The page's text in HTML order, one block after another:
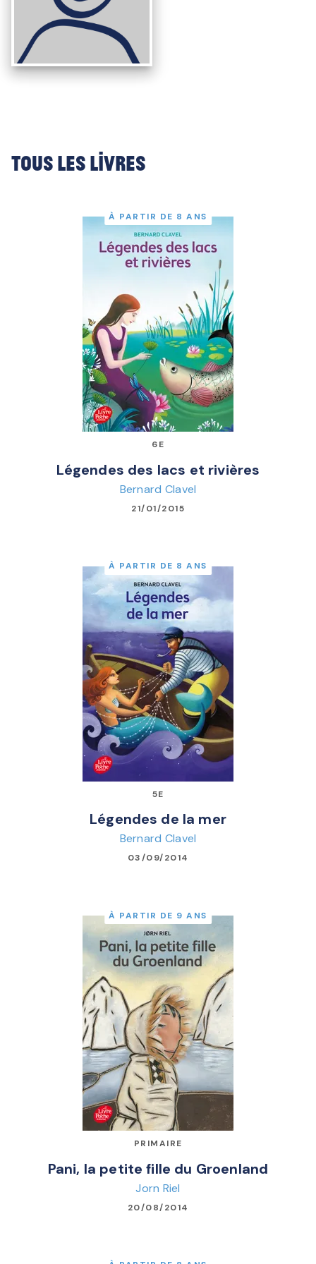
Tous les livres
À PARTIR DE 8 ANS
6E
Légendes des lacs et rivières
Bernard Clavel
21/01/2015
À PARTIR DE 8 ANS
5E
Légendes de la mer
Bernard Clavel
03/09/2014
À PARTIR DE 9 ANS
PRIMAIRE
Pani, la petite fille du Groenland
Jorn Riel
20/08/2014